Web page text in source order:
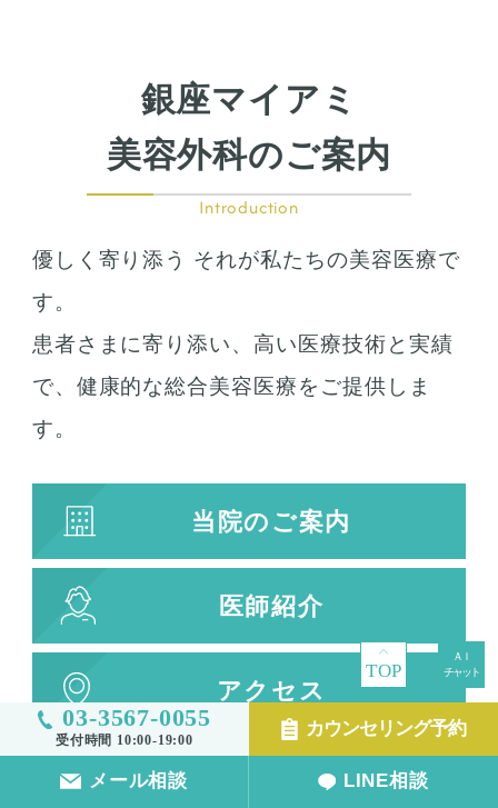
TOP
03-3567-0055
受付時間 10:00-19:00
カウンセリング予約
メール相談 LINE相談
銀座マイアミ
美容外科のご案内
Introduction
優しく寄り添う それが私たちの美容医療で
す。
患者さまに寄り添い、高い医療技術と実績
で、健康的な総合美容医療をご提供しま
す。
当院のご案内
医師紹介
アクセス
メディア